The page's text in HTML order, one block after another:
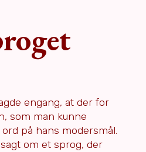
engang, at der for
som man kunne
på hans modersmål.
om et sprog, der